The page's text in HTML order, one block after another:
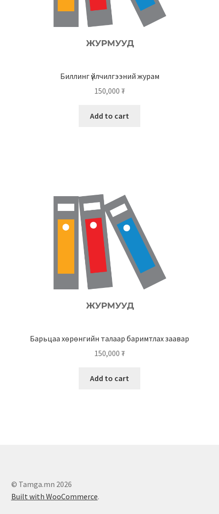
Биллинг үйлчилгээний журам
150,000 ₮
Add to cart
Барьцаа хөрөнгийн талаар баримтлах заавар
150,000 ₮
Add to cart
© Tamga.mn 2026
Built with WooCommerce.